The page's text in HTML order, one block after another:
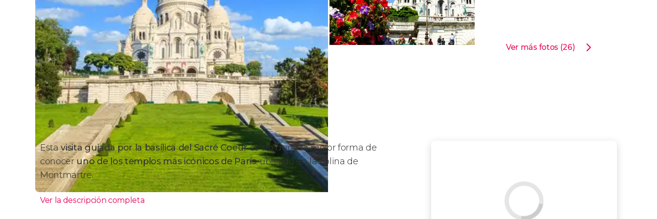
Ver más fotos (26)
Estavisita guiada por la basílica del Sacré Coeures sin duda la mejor forma de
conoceruno de los templos más icónicos de París, ubicado en la colina de
Montmartre.
Ver la descripción completa